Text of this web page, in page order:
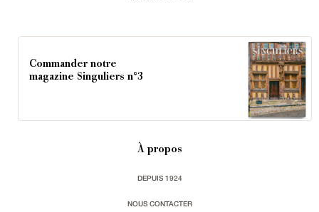
Commander notre
magazine Singuliers n°3
À propos
DEPUIS 1924
NOUS CONTACTER